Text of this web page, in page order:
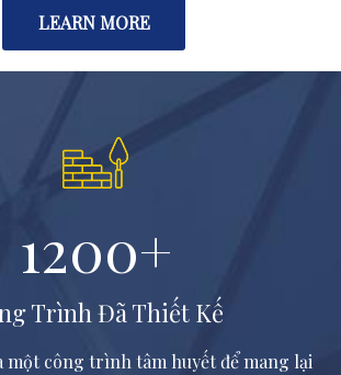
LEARN MORE
1200+
Trình Đã Thiết Kế
một công trình tâm huyết để mang lại